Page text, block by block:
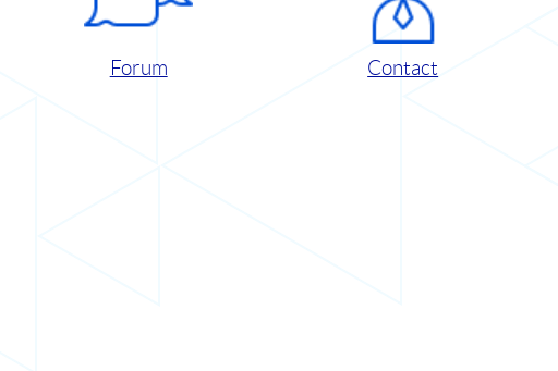
Forum Contact